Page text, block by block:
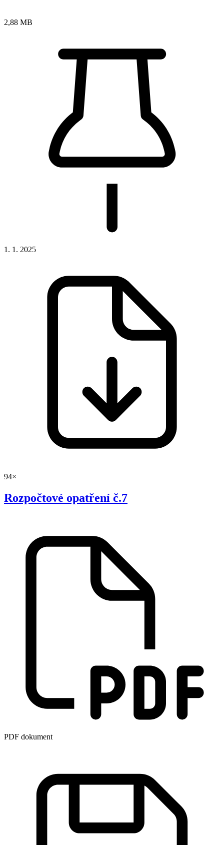
2,88 MB
1. 1. 2025
94×
Rozpočtové opatření č.7
PDF dokument